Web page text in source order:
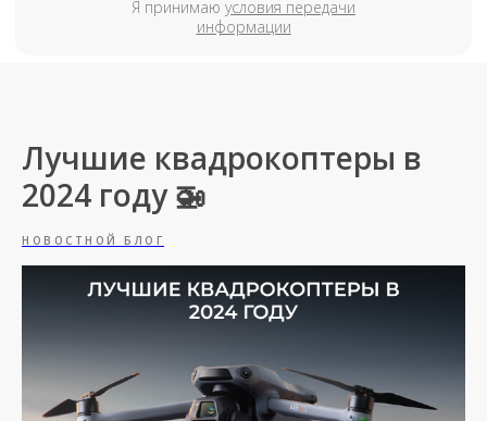
Лучшие квадрокоптеры в
2024 году 🚁
НОВОСТНОЙ БЛОГ